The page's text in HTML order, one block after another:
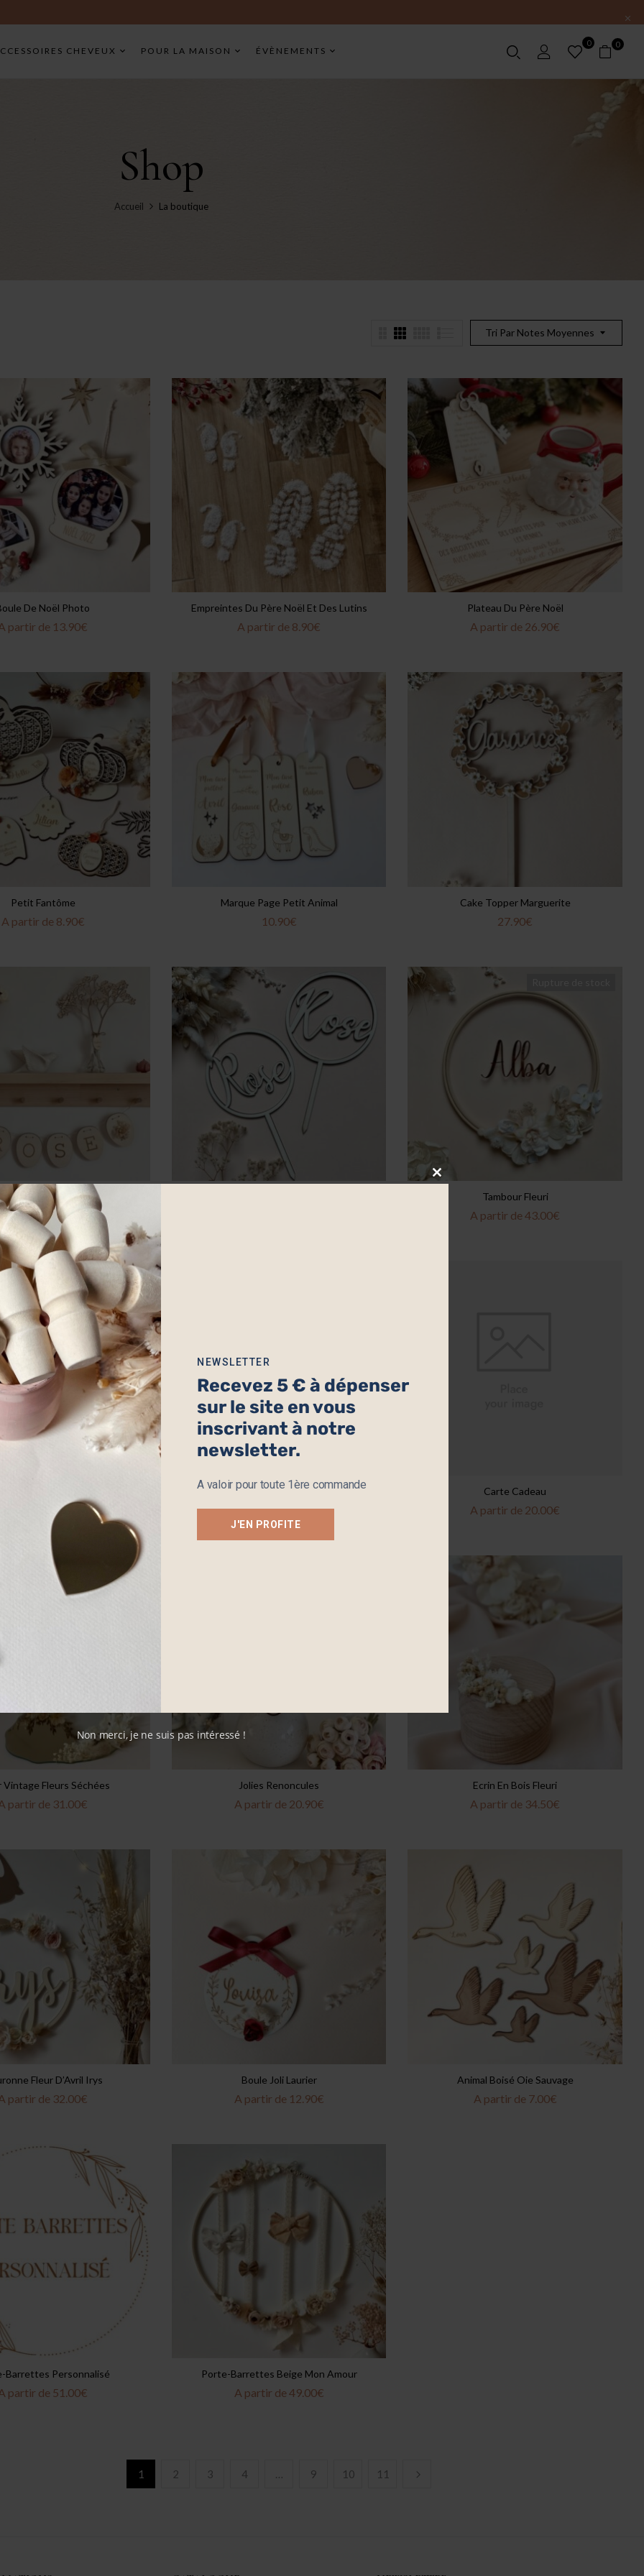
CHEVEUX POUR LA MAISON ÉVÈNEMENTS
0 0
Shop
Accueil La boutique
Tri Par Notes Moyennes
De Noël Photo
partir de 13.90€
Empreintes Du Père Noël Et Des Lutins
A partir de 8.90€
Plateau Du Père Noël
A partir de 26.90€
Petit Fantôme
A partir de 8.90€
Marque Page Petit Animal
10.90€
Cake Topper Marguerite
27.90€
Guirlande Fanions
A partir de3.90
Tambour Fleuri
A partir de43.00€
22.90 €
Suspension Cœur Sacré Ex Voto
A partir de18.90€
Carte Cadeau
A partir de 20.00€
Vintage Fleurs Séchées
partir de 31.00€
Jolies Renoncules
A partir de 20.90€
Ecrin En Bois Fleuri
A partir de 34.50€
Fleur D’Avril Irys
partir de 32.00€
Boule Joli Laurier
A partir de 12.90€
Animal Boisé Oie Sauvage
A partir de 7.00€
Barrettes Personnalisé
partir de 51.00€
Porte-Barrettes Beige Mon Amour
A partir de49.00€
1 2 3 4 … 9 10 11
Close
NEWSLETTER
Recevez 5 € à dépenser
sur le site en vous
inscrivant à notre
newsletter.
A valoir pour toute 1ère commande
J'EN PROFITE
Non merci, je ne suis pas intéressé !